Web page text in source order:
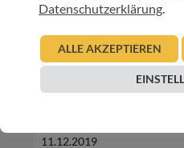
Spenden-
11.12.2019
Datenschutzerklärung.
ALLE AKZEPTIEREN